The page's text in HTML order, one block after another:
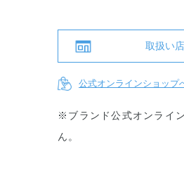
取扱い
公式オンラインショップ
※ブランド公式オンライ
ん。